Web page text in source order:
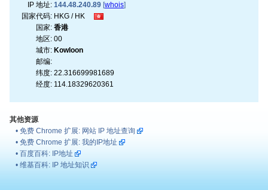
IP 地址: 144.48.240.89 [whois]
国家代码: HKG / HK
国家: 香港
地区: 00
城市: Kowloon
邮编:
纬度: 22.316699981689
经度: 114.18329620361
其他资源
• 免费 Chrome 扩展: 网站 IP 地址查询
• 免费 Chrome 扩展: 我的IP地址
• 百度百科: IP地址
• 维基百科: IP 地址知识